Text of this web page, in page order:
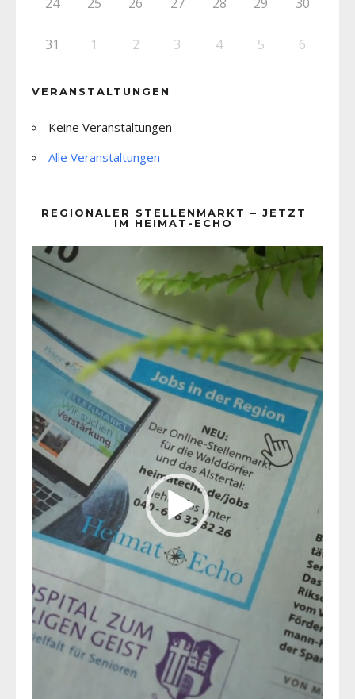
31 1 2 3 4 5 6
VERANSTALTUNGEN
Keine Veranstaltungen
Alle Veranstaltungen
REGIONALER STELLENMARKT – JETZT
IM HEIMAT-ECHO
Player